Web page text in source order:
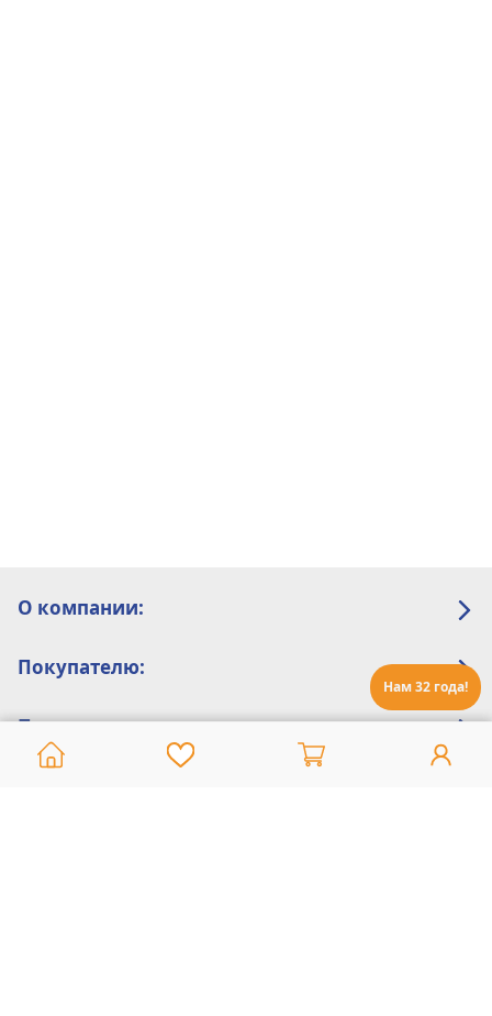
Нам 32 года!
О компании:
Покупателю:
Помощь: